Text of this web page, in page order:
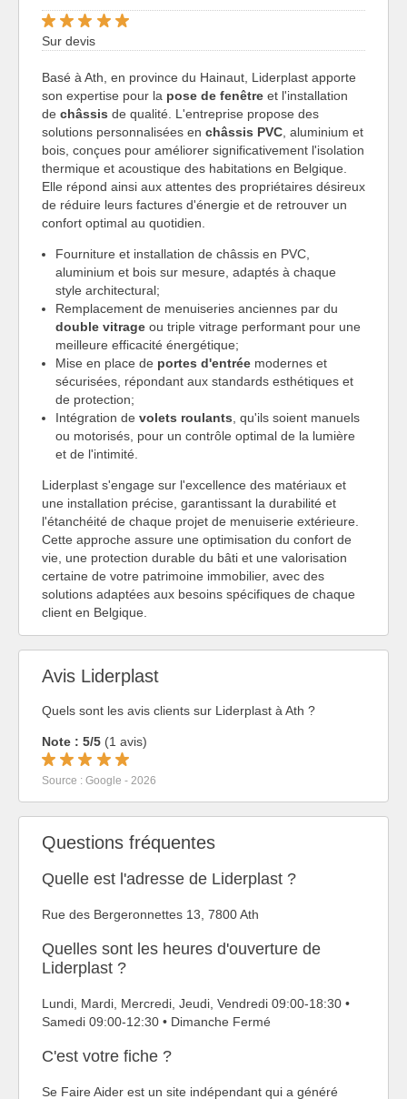
Sur devis
Basé à Ath, en province du Hainaut, Liderplast apporte
son expertise pour la pose de fenêtre et l'installation
de châssis de qualité. L'entreprise propose des
solutions personnalisées en châssis PVC , aluminium et
bois, conçues pour améliorer significativement l'isolation
thermique et acoustique des habitations en Belgique.
Elle répond ainsi aux attentes des propriétaires désireux
de réduire leurs factures d'énergie et de retrouver un
confort optimal au quotidien.
Fourniture et installation de châssis en PVC,
aluminium et bois sur mesure, adaptés à chaque
style architectural;
Remplacement de menuiseries anciennes par du
double vitrage ou triple vitrage performant pour une
meilleure efficacité énergétique;
Mise en place de portes d'entrée modernes et
sécurisées, répondant aux standards esthétiques et
de protection;
Intégration de volets roulants , qu'ils soient manuels
ou motorisés, pour un contrôle optimal de la lumière
et de l'intimité.
Liderplast s'engage sur l'excellence des matériaux et
une installation précise, garantissant la durabilité et
l'étanchéité de chaque projet de menuiserie extérieure.
Cette approche assure une optimisation du confort de
vie, une protection durable du bâti et une valorisation
certaine de votre patrimoine immobilier, avec des
solutions adaptées aux besoins spécifiques de chaque
client en Belgique.
Avis Liderplast
Quels sont les avis clients sur Liderplast à Ath ?
Note : 5/5 (1 avis)
Source : Google - 2026
Questions fréquentes
Quelle est l'adresse de Liderplast ?
Rue des Bergeronnettes 13, 7800 Ath
Quelles sont les heures d'ouverture de
Liderplast ?
Lundi, Mardi, Mercredi, Jeudi, Vendredi 09:00-18:30 •
Samedi 09:00-12:30 • Dimanche Fermé
C'est votre fiche ?
Se Faire Aider est un site indépendant qui a généré